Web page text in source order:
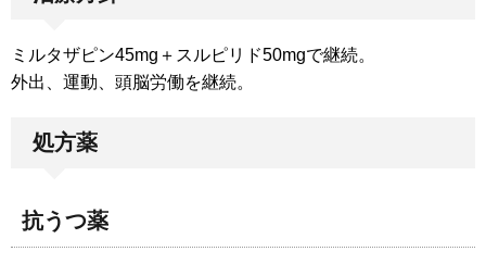
ミルタザピン45mg＋スルピリド50mgで継続。
外出、運動、頭脳労働を継続。
処方薬
抗うつ薬